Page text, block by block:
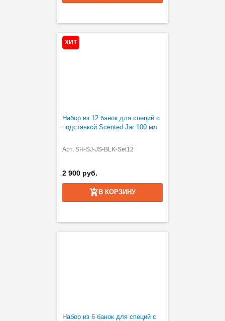
ХИТ
Набор из 12 банок для специй с
подставкой Scented Jar 100 мл
Арт. SH-SJ-JS-BLK-Set12
2 900 руб.
В КОРЗИНУ
Набор из 6 банок для специй с